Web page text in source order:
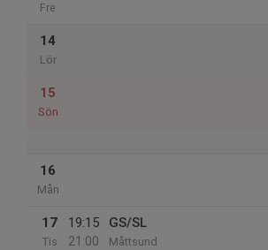
Fre
14
Lör
15
Sön
16
Mån
17
Tis
19:15
21:00
GS/SL
Måttsund